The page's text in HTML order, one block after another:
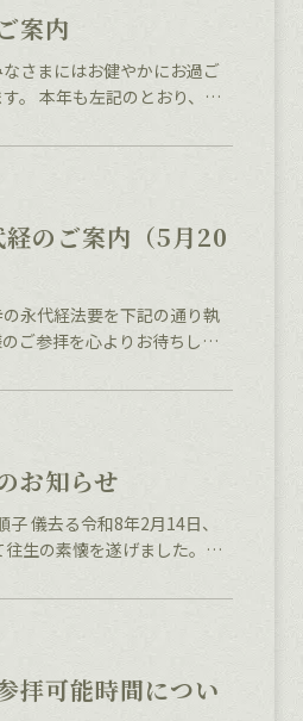
案内
さまにはお健やかにお過ご
。 本年も左記のとおり、お
ご縁として、どうぞご家族
を分け
のご案内（5月20
永代経法要を下記の通り執
ご参拝を心よりお待ちして
上 おべんとう持ち帰り その
お知らせ
子 儀去る令和8年2月14日、
生の素懐を遂げました。こ
ては、通夜ならびに葬儀を
拝可能時間につい